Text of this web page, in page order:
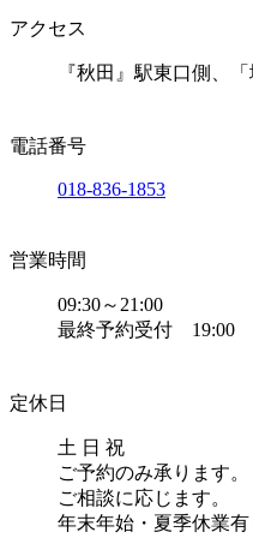
アクセス
『秋田』駅東口側、
電話番号
018-836-1853
営業時間
09:30～21:00
最終予約受付 19:00
定休日
土 日 祝
ご予約のみ承ります。
ご相談に応じます。
年末年始・夏季休業有